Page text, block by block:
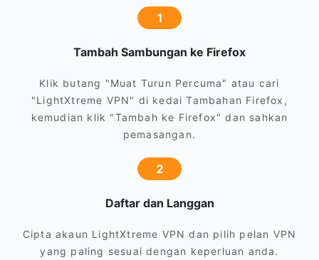
1
Tambah Sambungan ke Firefox
Klik butang "Muat Turun Percuma" atau cari
"LightXtreme VPN" di kedai Tambahan Firefox,
kemudian klik "Tambah ke Firefox" dan sahkan
pemasangan.
2
Daftar dan Langgan
Cipta akaun LightXtreme VPN dan pilih pelan VPN
yang paling sesuai dengan keperluan anda.